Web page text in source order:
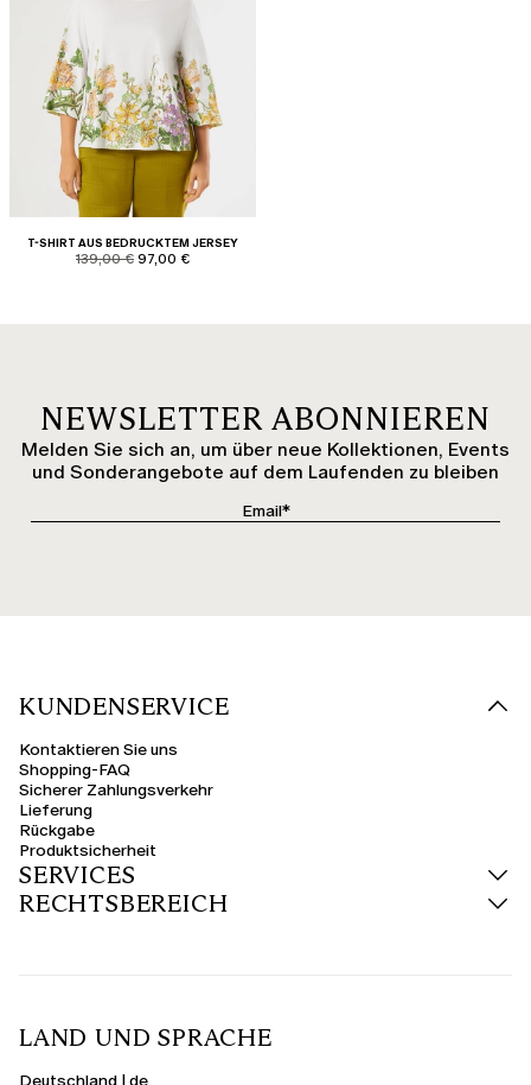
T-SHIRT AUS BEDRUCKTEM JERSEY
product.price.original
139,00 € product.price.sale
97,00 €
NEWSLETTER ABONNIEREN
Melden Sie sich an, um über neue Kollektionen, Events
und Sonderangebote auf dem Laufenden zu bleiben
KUNDENSERVICE
Kontaktieren Sie uns
Shopping-FAQ
Sicherer Zahlungsverkehr
Lieferung
Rückgabe
Produktsicherheit
SERVICES
RECHTSBEREICH
LAND UND SPRACHE
Deutschland | de